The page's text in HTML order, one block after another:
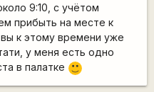
9:10, с учётом
прибыть на месте к
к этому времени уже
у меня есть одно
в палатке
:)